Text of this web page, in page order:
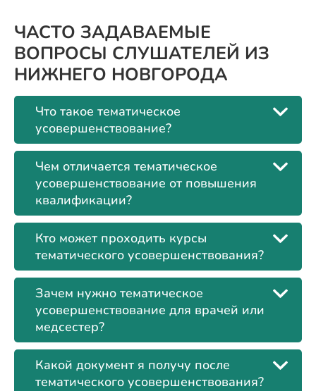
ЧАСТО ЗАДАВАЕМЫЕ
ВОПРОСЫ СЛУШАТЕЛЕЙ ИЗ
НИЖНЕГО НОВГОРОДА
Что такое тематическое
усовершенствование?
Чем отличается тематическое
усовершенствование от повышения
квалификации?
Кто может проходить курсы
тематического усовершенствования?
Зачем нужно тематическое
усовершенствование для врачей или
медсестер?
Какой документ я получу после
тематического усовершенствования?